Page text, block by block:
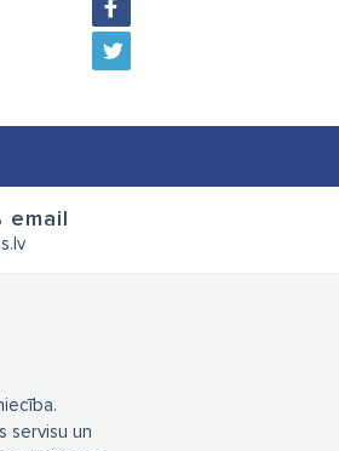
email
servisu un